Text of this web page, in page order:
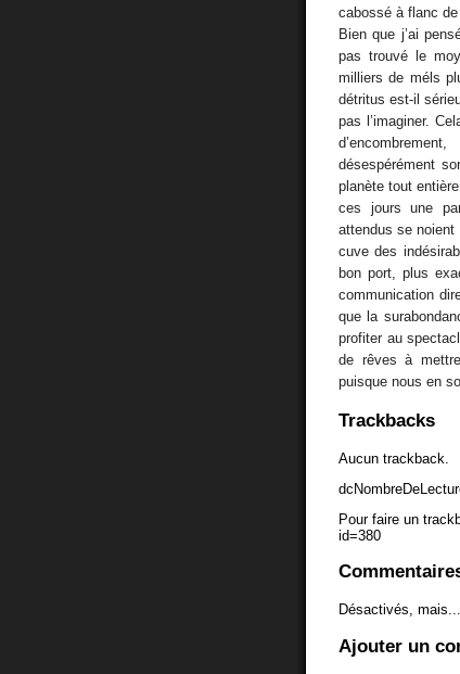
cabossé à flanc
Bien que j’ai
pas trouvé le
milliers de méls
détritus est-il
pas l’imaginer.
désespérément
planète tout
ces jours une
attendus se noient
cuve des
bon port, plus
communication
que la
profiter au
de rêves à
puisque nous en
Trackbacks
Aucun trackback.
Pour faire un
id=380
Désactivés, mais...
Ajouter un